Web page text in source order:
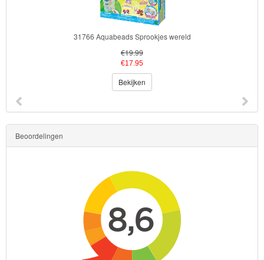
31766 Aquabeads Sprookjes wereld
€19.99
€17.95
Bekijken
Beoordelingen